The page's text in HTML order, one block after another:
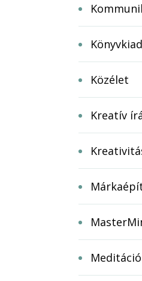
Közélet
Kreatív
Meditáció